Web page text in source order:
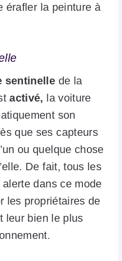
érafler la peinture à
sentinelle de la
activé, la voiture
son
que ses capteurs
ou quelque chose
De fait, tous les
dans ce mode
les propriétaires de
leur bien le plus